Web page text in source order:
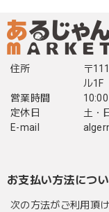
住所
〒
ル1F
営業時間
定休日
土・
E-mail
お支払い方法につ
次の方法がご利用頂け